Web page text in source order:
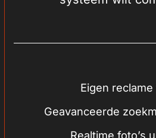
Eigen
Geavanceerde
Realtime foto’s